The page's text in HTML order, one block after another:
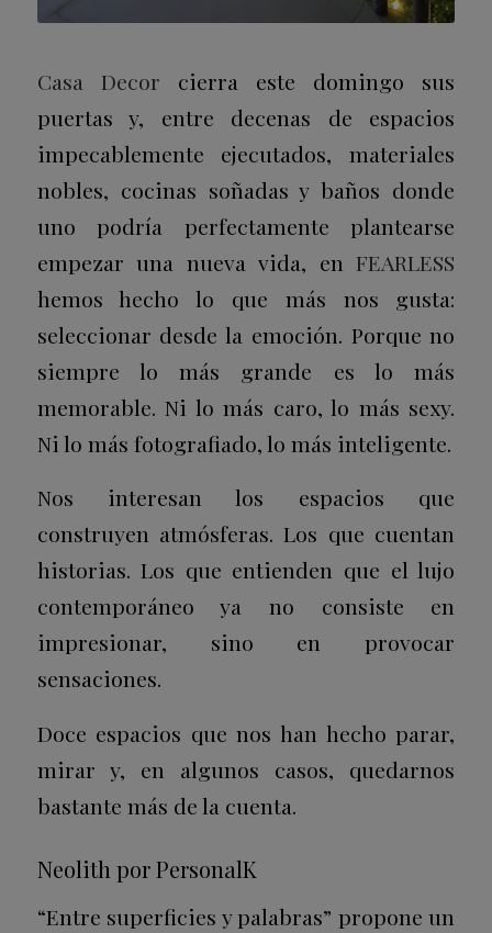
Casa Decor cierra este domingo sus
puertas y, entre decenas de espacios
impecablemente ejecutados, materiales
nobles, cocinas soñadas y baños donde
uno podría perfectamente plantearse
empezar una nueva vida, enFEARLESS
hemos hecho lo que más nos gusta:
seleccionar desde la emoción. Porque no
siempre lo más grande es lo más
memorable. Ni lo más caro, lo más sexy.
Ni lo más fotografiado, lo más inteligente.
Nos interesan los espacios que
construyen atmósferas. Los que cuentan
historias. Los que entienden que el lujo
contemporáneo ya no consiste en
impresionar, sino en provocar
sensaciones.
Doce espacios que nos han hecho parar,
mirar y, en algunos casos, quedarnos
bastante más de la cuenta.
Neolith por PersonalK
“Entre superficies y palabras” propone un